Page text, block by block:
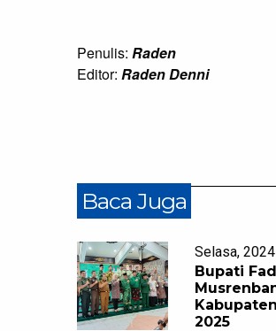
Penulis: Raden
Editor: Raden Denni
Baca Juga
Selasa,
Bupati
2025